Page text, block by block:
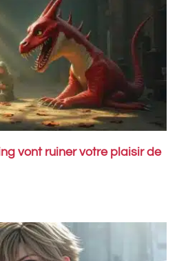
vont ruiner votre plaisir de